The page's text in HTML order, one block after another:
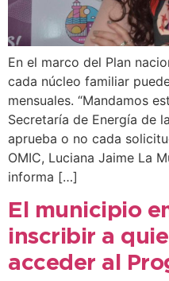
En el marco del Plan
cada núcleo familiar
mensuales. “Mandamos
Secretaría de Energía de
aprueba o no cada
OMIC, Luciana Jaime La
informa […]
El municipio
inscribir a
acceder al